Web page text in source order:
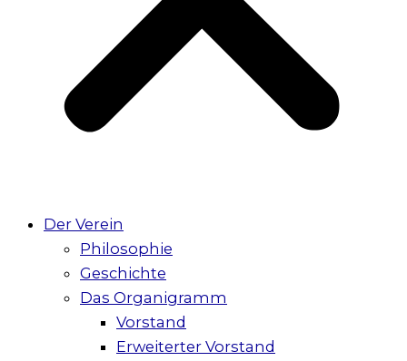
Der Verein
Philosophie
Geschichte
Das Organigramm
Vorstand
Erweiterter Vorstand